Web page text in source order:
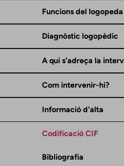
Funcions del logopeda
Diagnòstic logopèdic
A qui s'adreça la
Com intervenir-hi?
Informació d'alta
Codificació CIF
Bibliografia